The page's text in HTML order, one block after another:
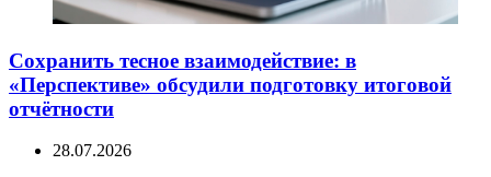
Сохранить тесное взаимодействие: в
«Перспективе» обсудили подготовку итоговой
отчётности
28.07.2026